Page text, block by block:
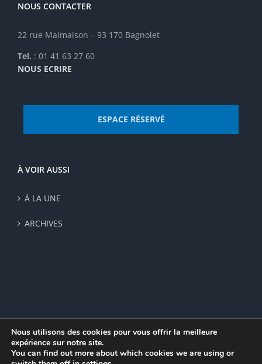
NOUS CONTACTER
22 rue Malmaison – 93 170 Bagnolet
Tel. : 01 41 63 27 60
NOUS ECRIRE
ESPACE RÉSERVÉ
À VOIR AUSSI
À LA UNE
ARCHIVES
© Institut de recherche de la FSU 2023 | Par FSU |Plan du site
Nous utilisons des cookies pour vous offrir la meilleure
expérience sur notre site.
You can find out more about which cookies we are using or